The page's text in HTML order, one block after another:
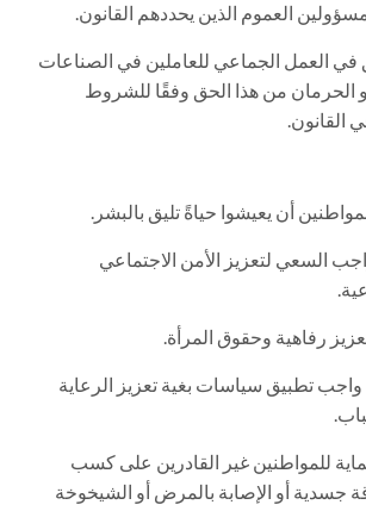
العموم الذين يحددهم القانون.
في العمل الجماعي للعاملين في الصناعات
الحرمان من هذا الحق وفقًا للشروط
القانون.
أن يعيشوا حياةً تليق بالبشر.
السعي لتعزيز الأمن الاجتماعي
رفاهية وحقوق المرأة.
واجب تطبيق سياسات بغية تعزيز الرعاية
للمواطنين غير القادرين على كسب
جسدية أو الإصابة بالمرض أو الشيخوخة